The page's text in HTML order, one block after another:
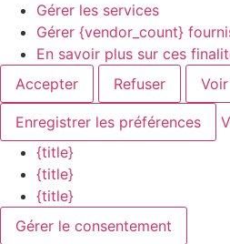
Gérer les services
Gérer {vendor_count}
En savoir plus sur ces
Accepter
Refuser
Enregistrer les préférences
{title}
{title}
{title}
Gérer le consentement